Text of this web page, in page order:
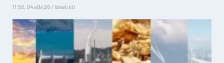
11:50, 04 авг 26 / Idealisti